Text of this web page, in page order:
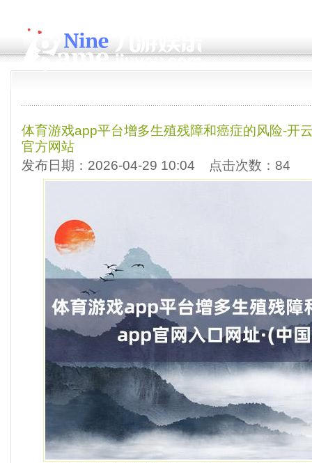
体育游戏app平台增多生殖残障和癌症的风险-开
官方网站
发布日期：2026-04-29 10:04 点击次数：84